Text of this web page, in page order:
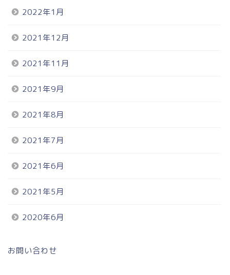
2022年1月
2021年12月
2021年11月
2021年9月
2021年8月
2021年7月
2021年6月
2021年5月
2020年6月
お問い合わせ